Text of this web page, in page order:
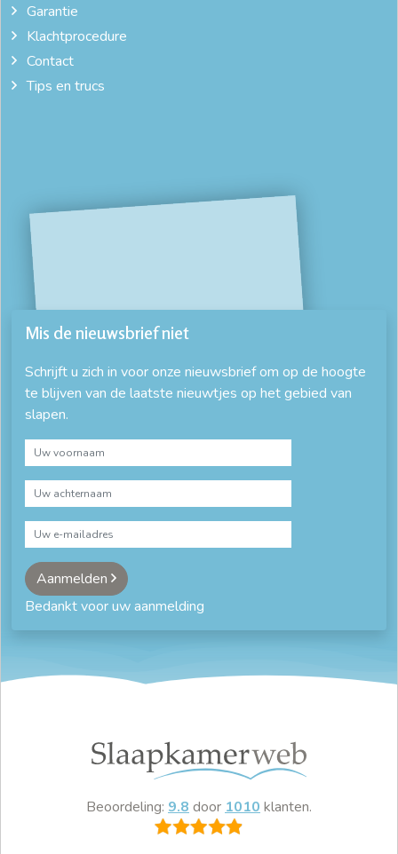
Garantie
Klachtprocedure
Contact
Tips en trucs
Mis de nieuwsbrief niet
Schrijft u zich in voor onze nieuwsbrief om op de hoogte
te blijven van de laatste nieuwtjes op het gebied van
slapen.
Aanmelden
Bedankt voor uw aanmelding
Beoordeling: 9.8 door 1010 klanten.